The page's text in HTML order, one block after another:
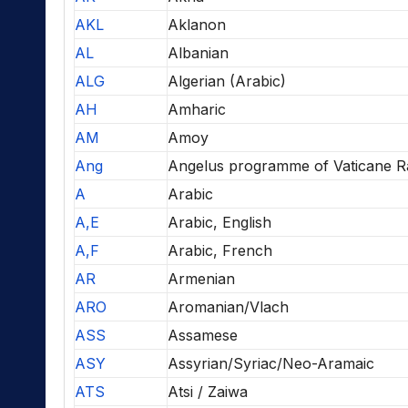
AKL
Aklanon
AL
Albanian
ALG
Algerian (Arabic)
AH
Amharic
AM
Amoy
Ang
Angelus programme of Vaticane
A
Arabic
A,E
Arabic, English
A,F
Arabic, French
AR
Armenian
ARO
Aromanian/Vlach
ASS
Assamese
ASY
Assyrian/Syriac/Neo-Aramaic
ATS
Atsi / Zaiwa